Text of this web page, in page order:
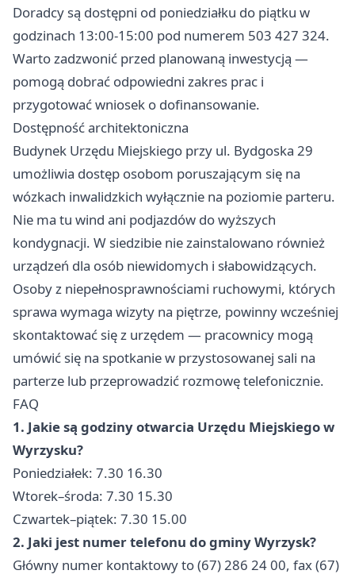
Doradcy są dostępni od poniedziałku do piątku w
godzinach 13:00-15:00 pod numerem 503 427 324.
Warto zadzwonić przed planowaną inwestycją —
pomogą dobrać odpowiedni zakres prac i
przygotować wniosek o dofinansowanie.
Dostępność architektoniczna
Budynek Urzędu Miejskiego przy ul. Bydgoska 29
umożliwia dostęp osobom poruszającym się na
wózkach inwalidzkich wyłącznie na poziomie parteru.
Nie ma tu wind ani podjazdów do wyższych
kondygnacji. W siedzibie nie zainstalowano również
urządzeń dla osób niewidomych i słabowidzących.
Osoby z niepełnosprawnościami ruchowymi, których
sprawa wymaga wizyty na piętrze, powinny wcześniej
skontaktować się z urzędem — pracownicy mogą
umówić się na spotkanie w przystosowanej sali na
parterze lub przeprowadzić rozmowę telefonicznie.
FAQ
1. Jakie są godziny otwarcia Urzędu Miejskiego w
Wyrzysku?
Poniedziałek: 7.30 16.30
Wtorek–środa: 7.30 15.30
Czwartek–piątek: 7.30 15.00
2. Jaki jest numer telefonu do gminy Wyrzysk?
Główny numer kontaktowy to (67) 286 24 00, fax (67)